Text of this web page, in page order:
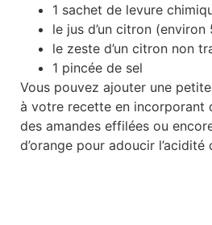
1 sachet de levure
le jus d’un citron (environ
le zeste d’un citron non
1 pincée de sel
Vous pouvez ajouter une
à votre recette en incorporant
des amandes effilées ou
d’orange pour adoucir l’acidité